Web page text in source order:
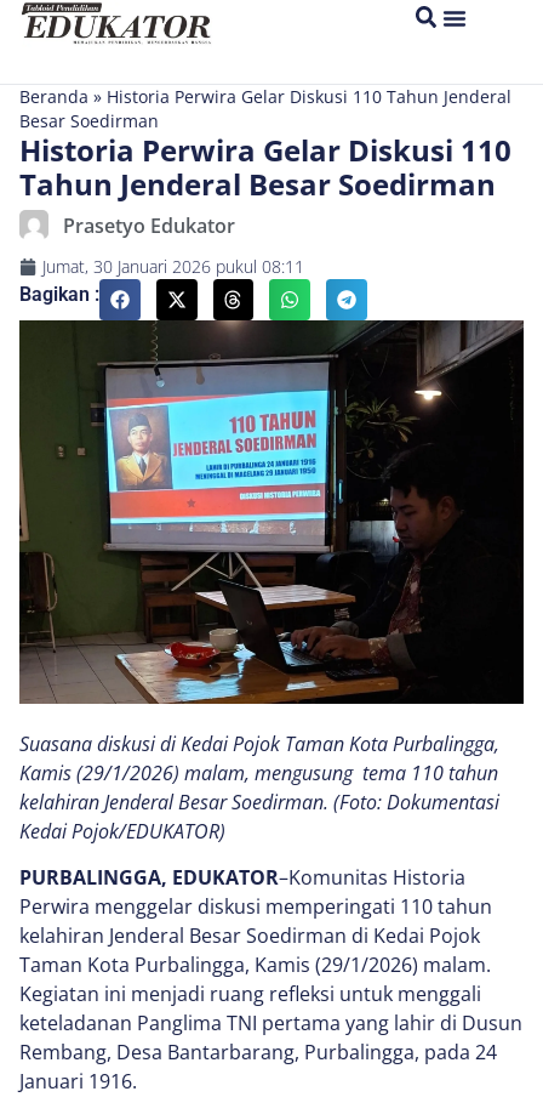
Beranda » Historia Perwira Gelar Diskusi 110 Tahun Jenderal
Besar Soedirman
Historia Perwira Gelar Diskusi 110
Tahun Jenderal Besar Soedirman
Prasetyo Edukator
Jumat, 30 Januari 2026 pukul 08:11
Bagikan :
Suasana diskusi di Kedai Pojok Taman Kota Purbalingga,
Kamis (29/1/2026) malam, mengusung tema 110 tahun
kelahiran Jenderal Besar Soedirman. (Foto: Dokumentasi
Kedai Pojok/EDUKATOR)
PURBALINGGA, EDUKATOR–Komunitas Historia
Perwira menggelar diskusi memperingati 110 tahun
kelahiran Jenderal Besar Soedirman di Kedai Pojok
Taman Kota Purbalingga, Kamis (29/1/2026) malam.
Kegiatan ini menjadi ruang refleksi untuk menggali
keteladanan Panglima TNI pertama yang lahir di Dusun
Rembang, Desa Bantarbarang, Purbalingga, pada 24
Januari 1916.